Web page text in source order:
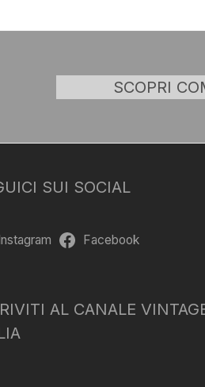
SCOPRI
SUI SOCIAL
Facebook
AL CANALE